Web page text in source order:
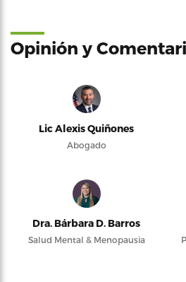
Opinión y
Lic Alexis Quiñones
Abogado
Dra. Bárbara D. Barros
Salud Mental & Menopausia